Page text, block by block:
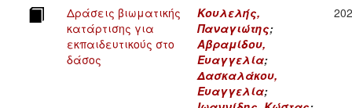
Δράσεις βιωματικής
κατάρτισης για
εκπαιδευτικούς στο
δάσος
Κουλελής,
Παναγιώτης;
Αβραμίδου,
Ευαγγελία;
Δασκαλάκου,
Ευαγγελία;